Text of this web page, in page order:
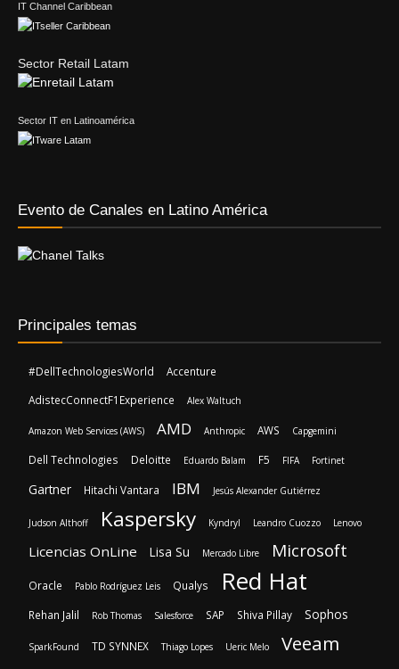
IT Channel Caribbean
Sector Retail Latam
Sector IT en Latinoamérica
Evento de Canales en Latino América
Principales temas
#DellTechnologiesWorld
Accenture
AdistecConnectF1Experience
Alex Waltuch
Amazon Web Services (AWS) AMD Anthropic AWS Capgemini
Dell Technologies Deloitte Eduardo Balam F5 FIFA Fortinet
Gartner Hitachi Vantara IBM Jesús Alexander Gutiérrez
Judson Althoff Kaspersky Kyndryl Leandro Cuozzo Lenovo
Licencias OnLine Lisa Su Mercado Libre Microsoft
Oracle Pablo Rodríguez Leis Qualys Red Hat
Rehan Jalil Rob Thomas Salesforce SAP Shiva Pillay Sophos
SparkFound TD SYNNEX Thiago Lopes Ueric Melo Veeam